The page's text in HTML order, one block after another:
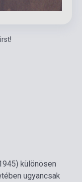
különösen
ugyancsak